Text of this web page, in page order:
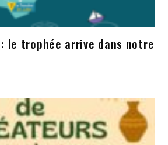
le trophée arrive dans notre